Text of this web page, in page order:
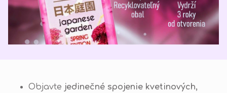
Objavte jedinečné spojenie kvetinových,